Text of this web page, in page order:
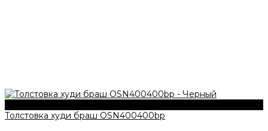
Толстовка худи браш OSN400400bp